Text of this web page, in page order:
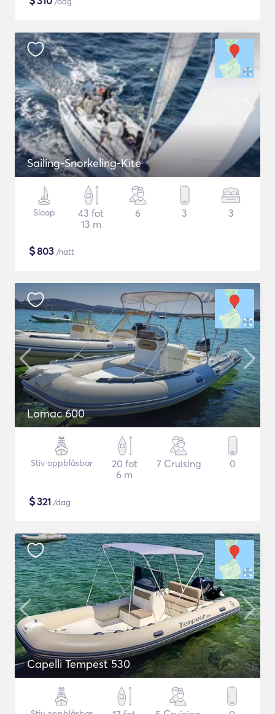
Sailing-Snorkeling-Kite
Sloop
43 fot
13 m
6 3 3
$803 /natt
Lomac 600
Stiv oppblåsbar
20 fot
6 m
7 Cruising 0
$321 /dag
Capelli Tempest 530